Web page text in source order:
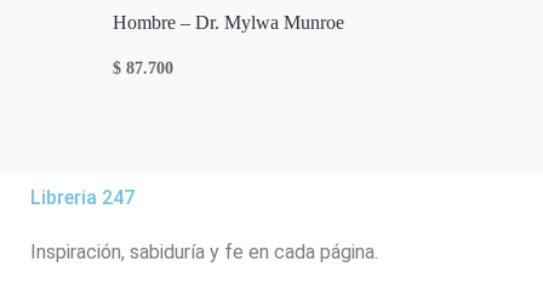
Hombre – Dr. Mylwa Munroe
$ 87.700
Libreria 247
Inspiración, sabiduría y fe en cada página.